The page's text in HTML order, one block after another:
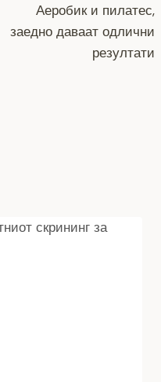
Аеробик и пилатес,
заедно даваат одлични
резултати